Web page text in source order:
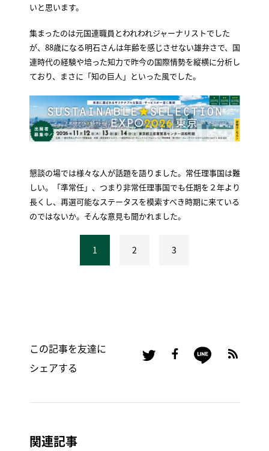
いと思います。
集まったのは元国連職員とわれわれジャーナリストでした
が、88歳になる明石さんは年齢を感じさせない雄弁さで、国
連時代の経験や培った知力で昨今の国際情勢を縦横に分析し
ており、まさに「知の巨人」といった風でした。
懇談の場では様々な人が話題を語りました。常任理事国は難
しい。「準常任」、つまり非常任理事国でも任期を２年より
長くし、再選可能なステータスを模索すべき時期に来ている
のではないか。そんな意見も聞かれました。
1 2 3
この記事を友達に
シェアする
関連記事